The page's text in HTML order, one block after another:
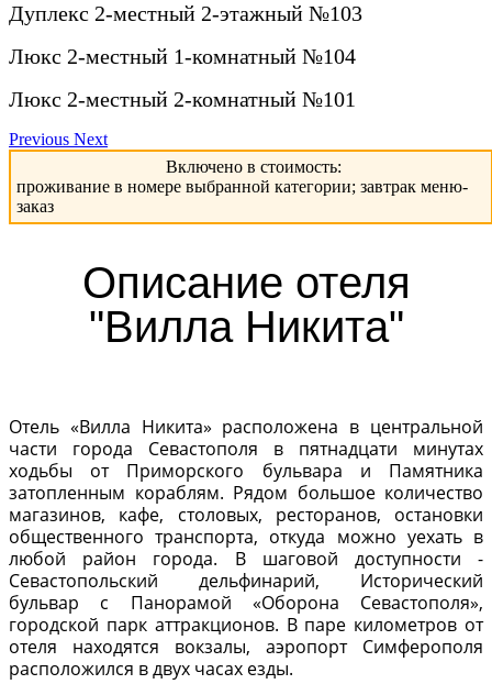
Дуплекс 2-местный 2-этажный №103
Люкс 2-местный 1-комнатный №104
Люкс 2-местный 2-комнатный №101
Previous Next
Включено в стоимость:
проживание в номере выбранной категории; завтрак меню-
заказ
Описание отеля
"Вилла Никита"
Отель «Вилла Никита» расположена в центральной
части города Севастополя в пятнадцати минутах
ходьбы от Приморского бульвара и Памятника
затопленным кораблям. Рядом большое количество
магазинов, кафе, столовых, ресторанов, остановки
общественного транспорта, откуда можно уехать в
любой район города. В шаговой доступности -
Севастопольский дельфинарий, Исторический
бульвар с Панорамой «Оборона Севастополя»,
городской парк аттракционов. В паре километров от
отеля находятся вокзалы, аэропорт Симферополя
расположился в двух часах езды.